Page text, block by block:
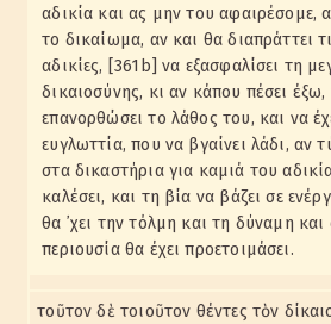
αδικία και ας μην του αφαιρέσομε,
το δικαίωμα, αν και θα διαπράττει
αδικίες, [361b] να εξασφαλίσει τη
δικαιοσύνης, κι αν κάπου πέσει έξω,
επανορθώσει το λάθος του, και να
ευγλωττία, που να βγαίνει λάδι, αν
στα δικαστήρια για καμιά του
καλέσει, και τη βία να βάζει σε
θα ᾽χει την τόλμη και τη δύναμη και
περιουσία θα έχει προετοιμάσει.
τοῦτον δὲ τοιοῦτον θέντες τὸν